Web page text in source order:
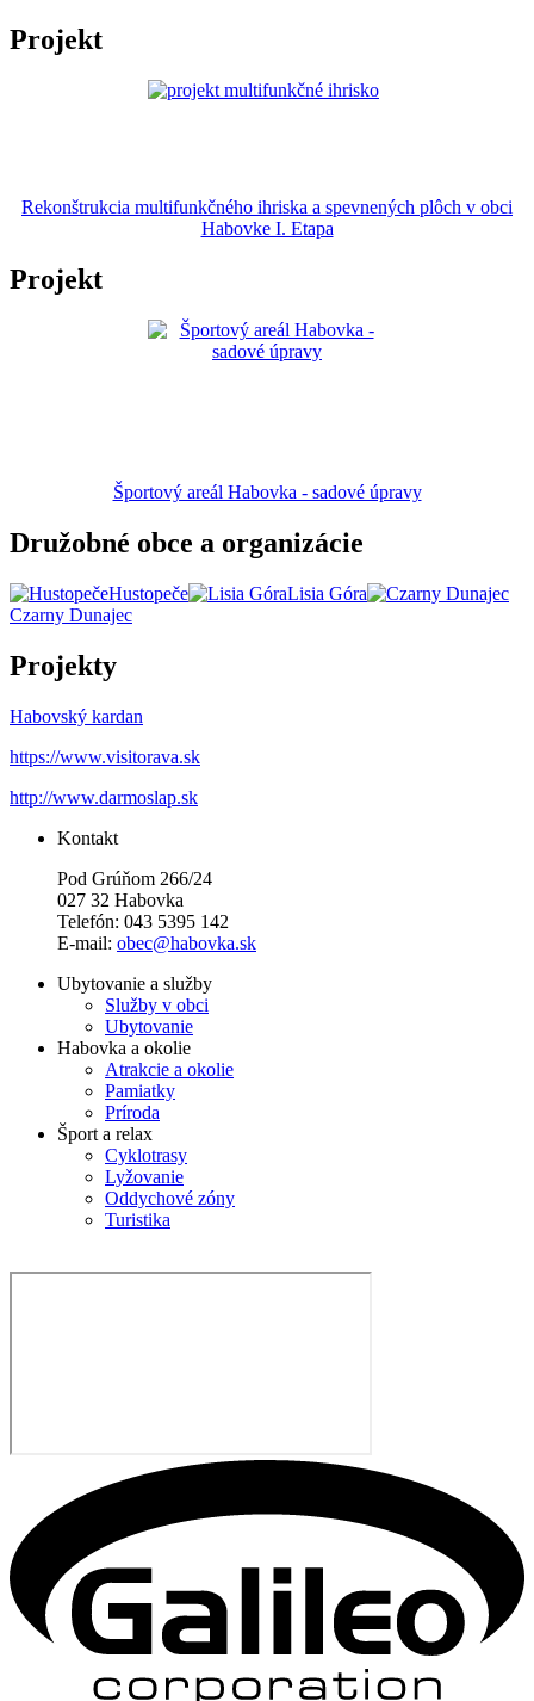
Projekt
Rekonštrukcia multifunkčného ihriska a spevnených plôch v obci
Habovke I. Etapa
Projekt
Športový areál Habovka - sadové úpravy
Družobné obce a organizácie
Hustopeče
Lisia Góra
Czarny Dunajec
Projekty
Habovský kardan
https://www.visitorava.sk
http://www.darmoslap.sk
Kontakt
Pod Grúňom 266/24
027 32 Habovka
Telefón: 043 5395 142
E-mail: obec@habovka.sk
Ubytovanie a služby
Služby v obci
Ubytovanie
Habovka a okolie
Atrakcie a okolie
Pamiatky
Príroda
Šport a relax
Cyklotrasy
Lyžovanie
Oddychové zóny
Turistika